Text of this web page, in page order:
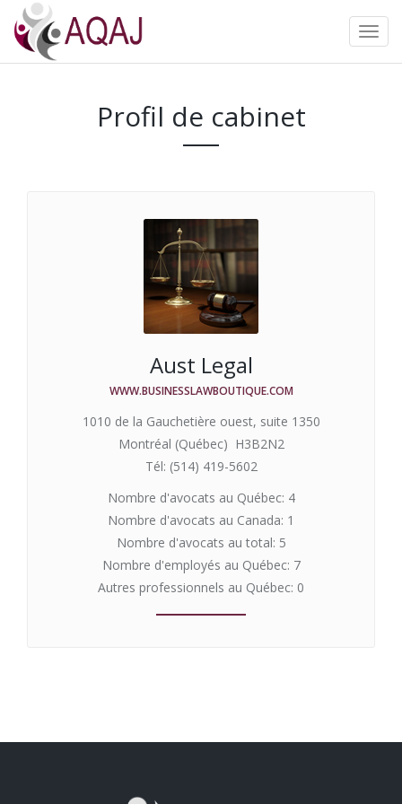
Profil de cabinet
Aust Legal
WWW.BUSINESSLAWBOUTIQUE.COM
1010 de la Gauchetière ouest, suite 1350
Montréal (Québec) H3B2N2
Tél: (514) 419-5602
Nombre d'avocats au Québec: 4
Nombre d'avocats au Canada: 1
Nombre d'avocats au total: 5
Nombre d'employés au Québec: 7
Autres professionnels au Québec: 0